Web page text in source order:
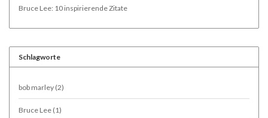
Bruce Lee: 10 inspirierende Zitate
Schlagworte
bob marley (2)
Bruce Lee (1)